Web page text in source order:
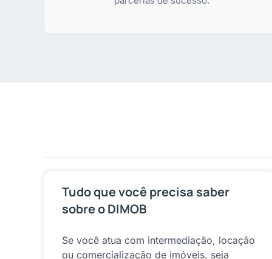
Tudo que você precisa saber
sobre o DIMOB
Se você atua com intermediação, locação
ou comercialização de imóveis, seja